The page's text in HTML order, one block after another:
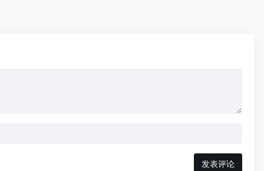
发表评论